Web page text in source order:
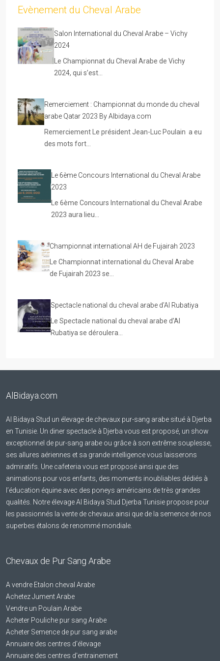
Evènement du Cheval Arabe
Salon International du Cheval Arabe – Vichy
2024
Le Championnat du Cheval Arabe de Vichy
2024, qui s’est…
Remerciement : Championnat du monde du cheval
arabe Qatar 2023 By Albidaya.com
Remerciement Le président Jean-Luc Poulain a eu
des mots fort…
Le 6ème Concours International du Cheval Arabe
2023
Le 6ème Concours International du Cheval Arabe
2023 aura lieu…
Championnat international AH de Fujairah 2023
Le Championnat international du Cheval Arabe
de Fujairah 2023 se…
Spectacle national du cheval arabe d’Al Rubatiya
Le Spectacle national du cheval arabe d’Al
Rubatiya se déroulera…
AlBidaya.com
Al Bidaya Stud un élevage de chevaux pur-sang arabe situé à Djerba
en Tunisie. Un diner spectacle à Djerba vous est proposé, un show
exceptionnel de pur-sang arabe ou grâce à son extrême souplesse,
ses allures aériennes et sa grande intelligence vous laisserons
admiratifs. Une cafeteria vous est proposé ainsi que des
animations pour vos enfants, des moments inoubliables dédiés à
l’éducation équine avec des poneys américains de très grandes
qualités. Notre élevage Al Bidaya Stud Djerba Tunisie propose pour
les passionnés la vente de chevaux ainsi que de la semence de nos
superbes étalons de renommé mondiale.
Chevaux de Pur Sang Arabe
A vendre Etalon cheval Arabe
Achetez Jument Arabe
Vendre un Poulain Arabe
Acheter Pouliche pur sang Arabe
Acheter Semence de pur sang arabe
Annuaire des centres d'élevage
Annuaire des centres d'entrainement